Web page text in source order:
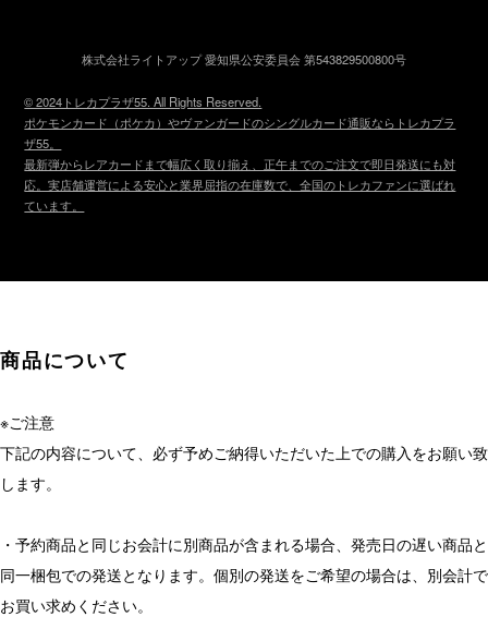
株式会社ライトアップ 愛知県公安委員会 第543829500800号
© 2024トレカプラザ55. All Rights Reserved.
ポケモンカード（ポケカ）やヴァンガードのシングルカード通販ならトレカプラ
ザ55。
最新弾からレアカードまで幅広く取り揃え、正午までのご注文で即日発送にも対
応。実店舗運営による安心と業界屈指の在庫数で、全国のトレカファンに選ばれ
ています。
商品について
※ご注意
下記の内容について、必ず予めご納得いただいた上での購入をお願い致
します。
・予約商品と同じお会計に別商品が含まれる場合、発売日の遅い商品と
同一梱包での発送となります。個別の発送をご希望の場合は、別会計で
お買い求めください。